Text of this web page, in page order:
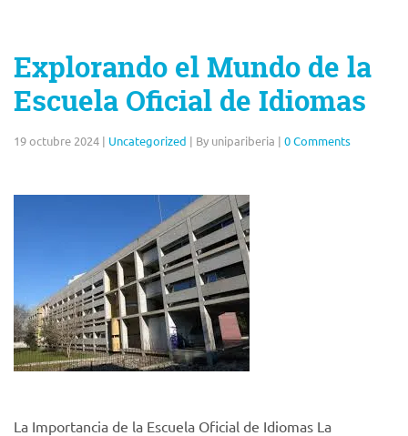
Explorando el Mundo de la
Escuela Oficial de Idiomas
19 octubre 2024 | Uncategorized | By unipariberia | 0 Comments
La Importancia de la Escuela Oficial de Idiomas La